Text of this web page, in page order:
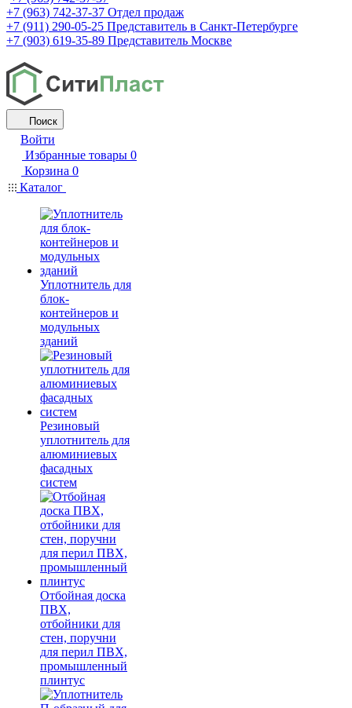
+7 (963) 742-37-37 Отдел продаж
+7 (911) 290-05-25 Представитель в Санкт-Петербурге
+7 (903) 619-35-89 Представитель Москве
Поиск
Войти
Избранные товары 0
Корзина 0
Каталог
Уплотнитель для
блок-
контейнеров и
модульных
зданий
Резиновый
уплотнитель для
алюминиевых
фасадных
систем
Отбойная доска
ПВХ,
отбойники для
стен, поручни
для перил ПВХ,
промышленный
плинтус